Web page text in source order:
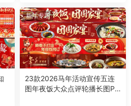
新年专题
23款2026马年活动宣传五连
图年夜饭大众点评轮播长图PS